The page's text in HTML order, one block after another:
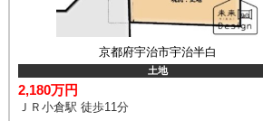
京都府宇治市宇治半白
土地
2,180万円
ＪＲ小倉駅 徒歩11分